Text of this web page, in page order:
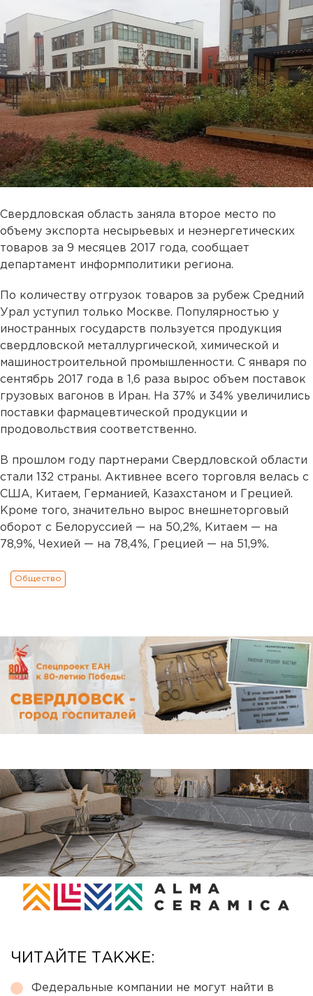
Свердловская область заняла второе место по
объему экспорта несырьевых и неэнергетических
товаров за 9 месяцев 2017 года, сообщает
департамент информполитики региона.
По количеству отгрузок товаров за рубеж Средний
Урал уступил только Москве. Популярностью у
иностранных государств пользуется продукция
свердловской металлургической, химической и
машиностроительной промышленности. С января по
сентябрь 2017 года в 1,6 раза вырос объем поставок
грузовых вагонов в Иран. На 37% и 34% увеличились
поставки фармацевтической продукции и
продовольствия соответственно.
В прошлом году партнерами Свердловской области
стали 132 страны. Активнее всего торговля велась с
США, Китаем, Германией, Казахстаном и Грецией.
Кроме того, значительно вырос внешнеторговый
оборот с Белоруссией — на 50,2%, Китаем — на
78,9%, Чехией — на 78,4%, Грецией — на 51,9%.
Общество
ЧИТАЙТЕ ТАКЖЕ:
Федеральные компании не могут найти в